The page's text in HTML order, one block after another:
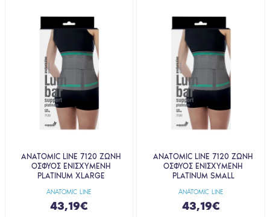
ANATOMIC LINE
ANATOMIC LINE 7120 ΖΩΝΗ
ΟΣΦΥΟΣ ΕΝΙΣΧΥΜΕΝΗ
PLATINUM XLARGE
43,19€
ANATOMIC LINE
ANATOMIC LINE 7120 ΖΩΝΗ
ΟΣΦΥΟΣ ΕΝΙΣΧΥΜΕΝΗ
PLATINUM SMALL
43,19€